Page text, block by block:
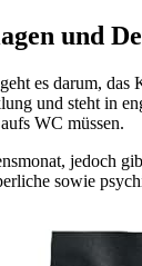
und
es darum,
und steht in
WC müssen.
jedoch
sowie